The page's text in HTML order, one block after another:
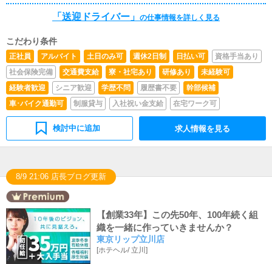
リ：運転が好き・得意な方運転歴が長い方シンプルな仕事
を探している方フリーター・Wワーク・転職検討中の方
「送迎ドライバー」 の仕事情報を詳しく見る
こだわり条件
正社員 アルバイト 土日のみ可 週休2日制 日払い可
資格手当あり
社会保険完備
交通費支給 寮・社宅あり 研修あり
未経験可
経験者歓迎
シニア歓迎 学歴不問 履歴書不要
幹部候補
車･バイク通勤可
制服貸与 入社祝い金支給 在宅ワーク可
検討中に追加 求人情報を見る
8/9 21:06 店長ブログ更新
【創業33年】この先50年、100年続く組
織を一緒に作っていきませんか？
東京リップ立川店
[ホテヘル/ 立川]